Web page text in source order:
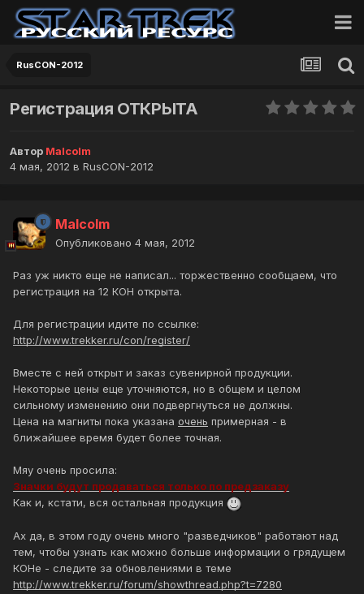
RusCON-2012
Регистрация ОТКРЫТА
Автор Malcolm
4 мая, 2012 в RusCON-2012
Malcolm
Опубликовано 4 мая, 2012
Раз уж никто еще не написал... торжественно сообщаем, что
регистрация на 12 КОН открыта.
Для регистрации идите по ссылке:
http://www.trekker.ru/con/register/
Вместе с ней открыт и заказ сувенирной продукции.
Некоторые цены еще уточняются, но в общем и целом
сильному изменению они подвергнуться не должны.
Цена на магниты пока указана очень примерная - в
ближайшее время будет более точная.
Мяу очень просила:
Значки будут продаваться только по предзаказу
Как и, кстати, вся остальная продукция
Ах да, в этом году очень много "разведчиков" работают над
тем, чтобы узнать как можно больше информации о грядущем
КОНе - следите за обновлениями в теме
http://www.trekker.ru/forum/showthread.php?t=7280